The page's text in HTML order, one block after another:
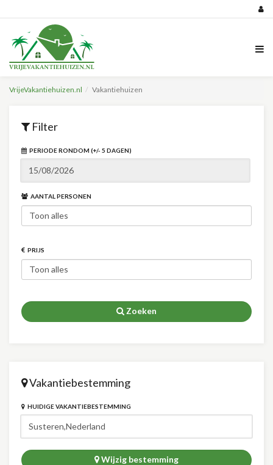
VrijeVakantiehuizen.nl Vakantiehuizen
Filter
PERIODE RONDOM (+/- 5 DAGEN)
AANTAL PERSONEN
PRIJS
Zoeken
Vakantiebestemming
HUIDIGE VAKANTIEBESTEMMING
Wijzig bestemming